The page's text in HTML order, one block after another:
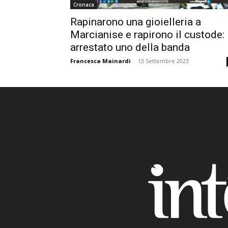
Cronaca
Rapinarono una gioielleria a
Marcianise e rapirono il custode:
arrestato uno della banda
Francesca Mainardi - 13 Settembre 2023